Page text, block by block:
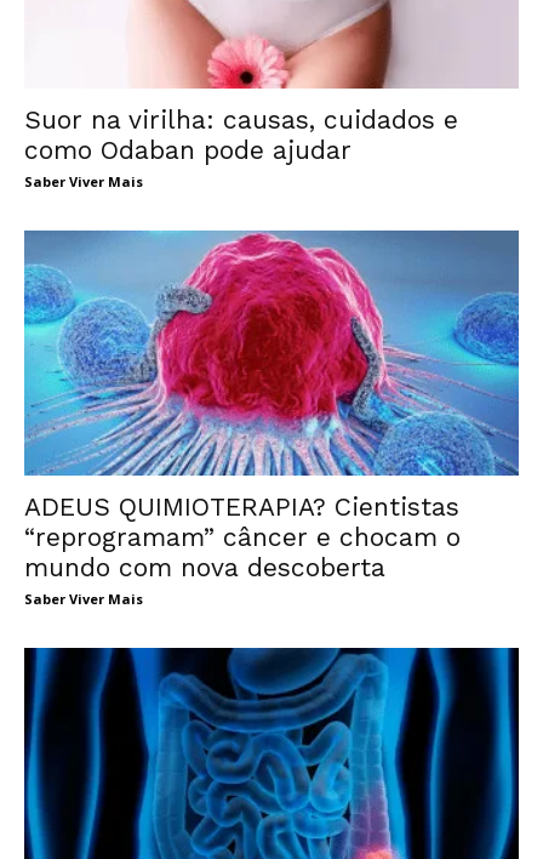
Suor na virilha: causas, cuidados e
como Odaban pode ajudar
Saber Viver Mais
ADEUS QUIMIOTERAPIA? Cientistas
“reprogramam” câncer e chocam o
mundo com nova descoberta
Saber Viver Mais